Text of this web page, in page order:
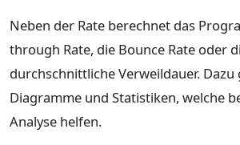
Neben der Rate berechnet das
through Rate, die Bounce Rate oder
durchschnittliche Verweildauer. Dazu
Diagramme und Statistiken, welche
Analyse helfen.